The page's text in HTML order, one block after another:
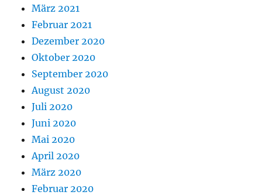
März 2021
Februar 2021
Dezember 2020
Oktober 2020
September 2020
August 2020
Juli 2020
Juni 2020
Mai 2020
April 2020
März 2020
Februar 2020